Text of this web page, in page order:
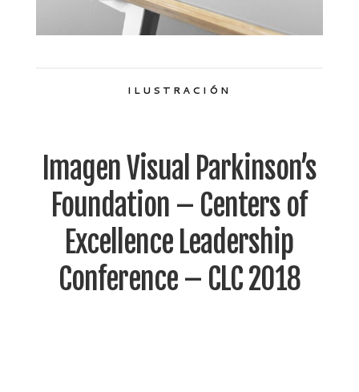
ILUSTRACIÓN
Imagen Visual Parkinson’s
Foundation – Centers of
Excellence Leadership
Conference – CLC 2018